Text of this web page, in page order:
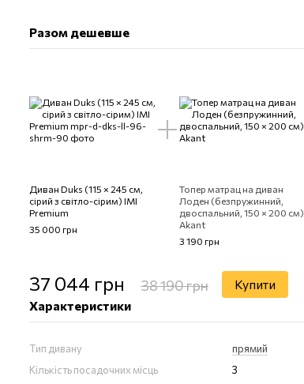
Разом дешевше
Диван Duks (115 × 245 см,
сірий з світло-сірим) IMI
Premium
35 000 грн
Топер матрац на диван
Лоден (безпружинний,
двоспальний, 150 × 200 см)
Akant
3 190 грн
37 044 грн 38 190 грн
Купити
Характеристики
Тип дивану
прямий
Кількість посадочних місць
3